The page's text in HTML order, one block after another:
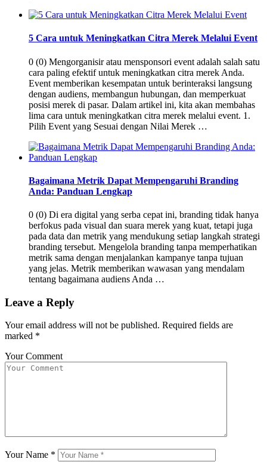
5 Cara untuk Meningkatkan Citra Merek Melalui Event
0 (0) Mengorganisir atau mensponsori event adalah salah satu
cara paling efektif untuk meningkatkan citra merek Anda.
Event memberikan kesempatan untuk berinteraksi langsung
dengan audiens, membangun hubungan, dan memperkuat
posisi merek di pasar. Dalam artikel ini, kita akan membahas
lima cara untuk meningkatkan citra merek melalui event. 1.
Pilih Event yang Sesuai dengan Nilai Merek …
Bagaimana Metrik Dapat Mempengaruhi Branding
Anda: Panduan Lengkap
0 (0) Di era digital yang serba cepat ini, branding tidak hanya
berfokus pada visual dan suara merek yang kuat, tetapi juga
pada data dan metrik yang mendukung setiap langkah strategi
branding tersebut. Mengelola branding tanpa memperhatikan
metrik sama dengan menjalankan kampanye tanpa tujuan
yang jelas. Metrik memberikan wawasan yang mendalam
tentang bagaimana audiens Anda …
Leave a Reply
Your email address will not be published. Required fields are
marked *
Your Comment
Your Name *